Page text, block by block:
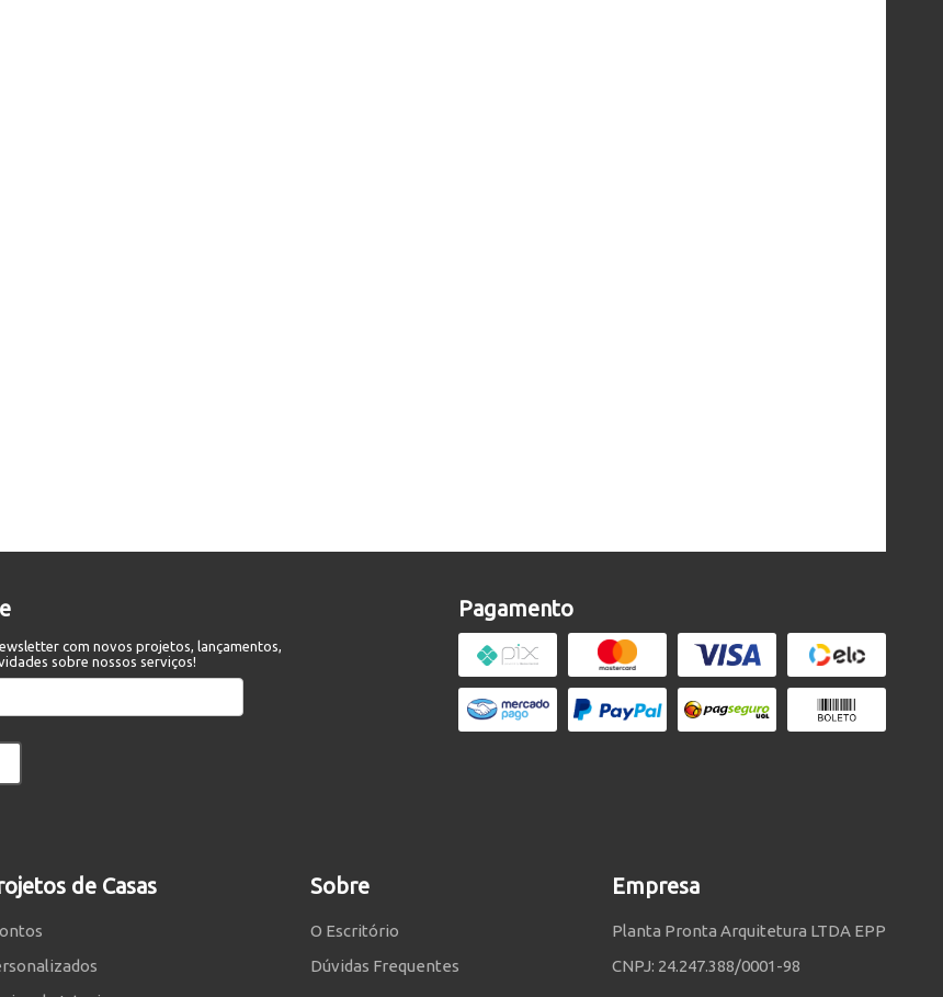
com novos projetos, lançamentos,
sobre nossos serviços!
Pagamento
de Casas Sobre
O Escritório
Dúvidas Frequentes
Empresa
Planta Pronta Arquitetura LTDA EPP
CNPJ: 24.247.388/0001-98